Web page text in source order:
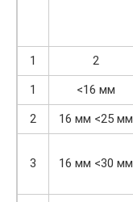
1 2
1
<16 мм
2
16 мм <25 мм
3 16 мм <30 мм